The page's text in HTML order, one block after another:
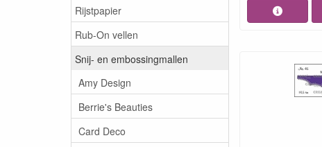
Rijstpapier
Rub-On vellen
Snij- en embossingmallen
Amy Design
Berrie's Beauties
Card Deco